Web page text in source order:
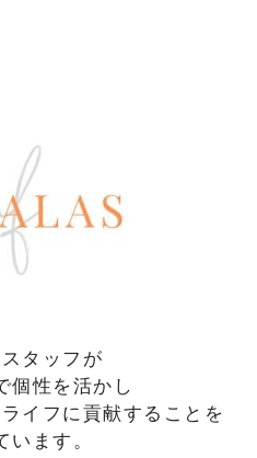
タッフが
個性を活かし
イフに貢献することを
います。